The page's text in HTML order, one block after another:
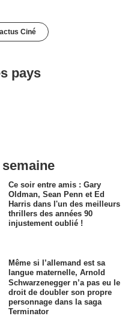
Ciné
pays
Ce soir entre amis : Gary
Oldman, Sean Penn et Ed
Harris dans l'un des meilleurs
thrillers des années 90
injustement oublié !
Même si l’allemand est sa
langue maternelle, Arnold
Schwarzenegger n’a pas eu le
droit de doubler son propre
personnage dans la saga
Terminator